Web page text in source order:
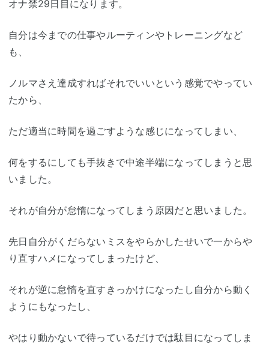
オナ禁29日目になります。
自分は今までの仕事やルーティンやトレーニングなど
も、
ノルマさえ達成すればそれでいいという感覚でやってい
たから、
ただ適当に時間を過ごすような感じになってしまい、
何をするにしても手抜きで中途半端になってしまうと思
いました。
それが自分が怠惰になってしまう原因だと思いました。
先日自分がくだらないミスをやらかしたせいで一からや
り直すハメになってしまったけど、
それが逆に怠惰を直すきっかけになったし自分から動く
ようにもなったし、
やはり動かないで待っているだけでは駄目になってしま